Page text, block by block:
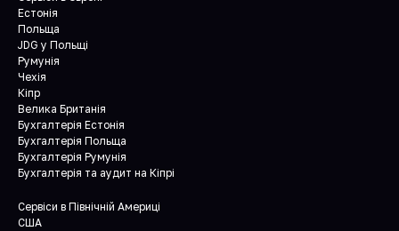
Естонія
Польща
JDG у Польщі
Румунія
Чехія
Кіпр
Велика Британія
Бухгалтерія Естонія
Бухгалтерія Польща
Бухгалтерія Румунія
Бухгалтерія та аудит на Кіпрі
Сервіси в Північній Америці
США